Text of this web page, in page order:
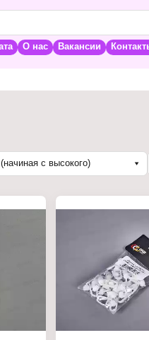
О нас Вакансии
(начиная с высокого)